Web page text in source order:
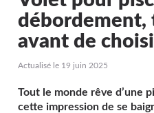
débordement,
avant de
Actualisé le 19 juin 2025
Tout le monde rêve d’une
cette impression de se